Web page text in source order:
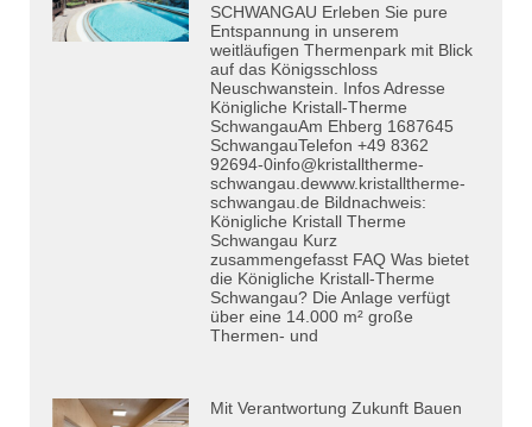
SCHWANGAU Erleben Sie pure
Entspannung in unserem
weitläufigen Thermenpark mit Blick
auf das Königsschloss
Neuschwanstein. Infos Adresse
Königliche Kristall-Therme
SchwangauAm Ehberg 1687645
SchwangauTelefon +49 8362
92694-0info@kristalltherme-
schwangau.dewww.kristalltherme-
schwangau.de Bildnachweis:
Königliche Kristall Therme
Schwangau Kurz
zusammengefasst FAQ Was bietet
die Königliche Kristall-Therme
Schwangau? Die Anlage verfügt
über eine 14.000 m² große
Thermen- und
Mit Verantwortung Zukunft Bauen